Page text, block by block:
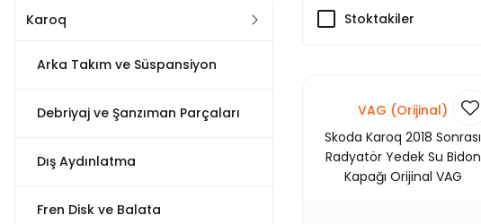
Karoq
Arka Takım ve Süspansiyon
Debriyaj ve Şanzıman Parçaları
Dış Aydınlatma
Fren Disk ve Balata
Stoktakiler
VAG (Orijinal)
Skoda Karoq 2018 Sonrası
Radyatör Yedek Su Bidon
Kapağı Orijinal VAG